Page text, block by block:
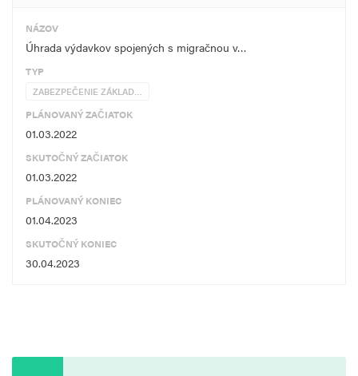
NÁZOV
Úhrada výdavkov spojených s migračnou v…
TYP
ZABEZPEČENIE ZÁKLAD…
PLÁNOVANÝ ZAČIATOK
01.03.2022
SKUTOČNÝ ZAČIATOK
01.03.2022
PLÁNOVANÝ KONIEC
01.04.2023
SKUTOČNÝ KONIEC
30.04.2023